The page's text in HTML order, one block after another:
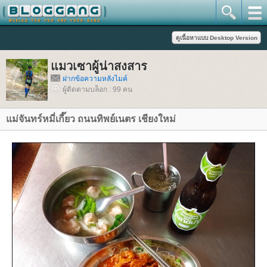
มวเซาผู้น่าสงสาร
ฝากข้อความหลังไมค์
ผู้ติดตามบล็อก : 99 คน
ม่จันทร์หมี่เกี๊ยว ถนนทิพย์เนตร เชียงใหม่